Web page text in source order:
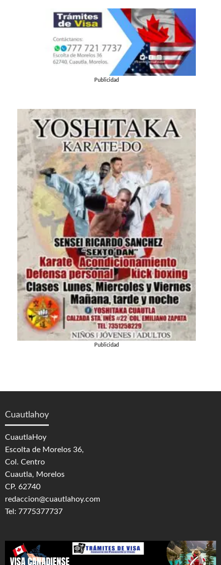
Publicidad
Publicidad
Cuautlahoy
CuautlaHoy
Escolta de Morelos 36,
Col. Centro
Cuautla, Morelos
CP. 62740
redaccion@cuautlahoy.com
Tel: 7775377737